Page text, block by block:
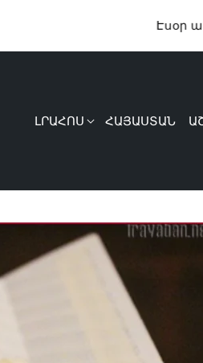
Էսօր առավոտյան
ԼՐԱՀՈՍ ՀԱՅԱՍՏԱՆ